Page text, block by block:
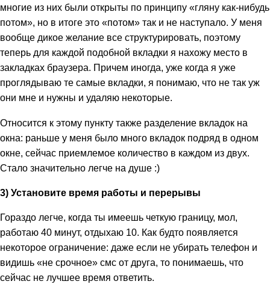
многие из них были открыты по принципу «гляну как-нибудь
потом», но в итоге это «потом» так и не наступало. У меня
вообще дикое желание все структурировать, поэтому
теперь для каждой подобной вкладки я нахожу место в
закладках браузера. Причем иногда, уже когда я уже
проглядываю те самые вкладки, я понимаю, что не так уж
они мне и нужны и удаляю некоторые.
Относится к этому пункту также разделение вкладок на
окна: раньше у меня было много вкладок подряд в одном
окне, сейчас приемлемое количество в каждом из двух.
Стало значительно легче на душе :)
3) Установите время работы и перерывы
Гораздо легче, когда ты имеешь четкую границу, мол,
работаю 40 минут, отдыхаю 10. Как будто появляется
некоторое ограничение: даже если не убирать телефон и
видишь «не срочное» смс от друга, то понимаешь, что
сейчас не лучшее время ответить.